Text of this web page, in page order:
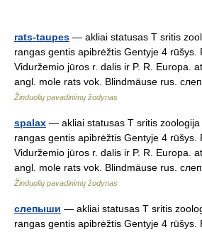
rats-taupes — akliai statusas T sritis
rangas gentis apibrėžtis Gentyje 4 rūšys.
Viduržemio jūros r. dalis ir P. R. Europa.
angl. mole rats vok. Blindmäuse rus.
Žinduolių pavadinimų žodynas
spalax — akliai statusas T sritis
rangas gentis apibrėžtis Gentyje 4 rūšys.
Viduržemio jūros r. dalis ir P. R. Europa.
angl. mole rats vok. Blindmäuse rus.
Žinduolių pavadinimų žodynas
слепыши — akliai statusas T sritis
rangas gentis apibrėžtis Gentyje 4 rūšys.